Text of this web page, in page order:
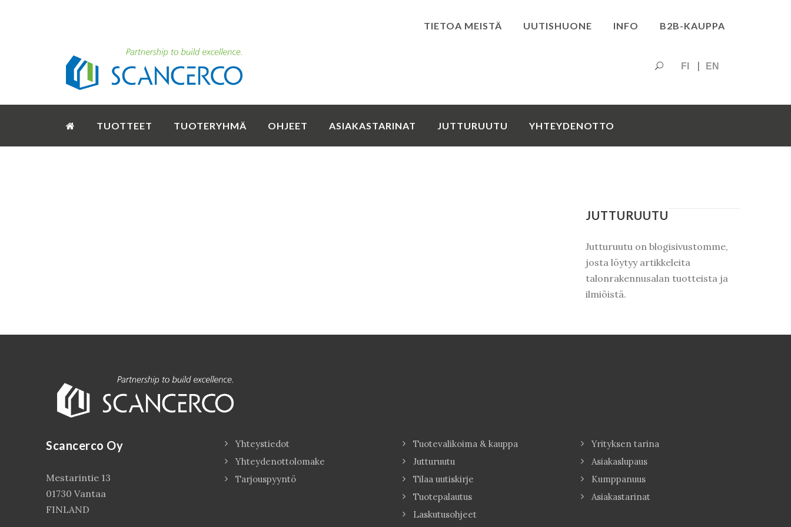
TIETOA MEISTÄ UUTISHUONE INFO B2B-KAUPPA
FI EN
TUOTTEET TUOTERYHMÄ OHJEET ASIAKASTARINAT JUTTURUUTU YHTEYDENOTTO
JUTTURUUTU
Jutturuutu on blogisivustomme,
josta löytyy artikkeleita
talonrakennusalan tuotteista ja
ilmiöistä.
Scancerco Oy
Mestarintie 13
01730 Vantaa
FINLAND
Yhteystiedot
Yhteydenottolomake
Tarjouspyyntö
Tuotevalikoima & kauppa
Jutturuutu
Tilaa uutiskirje
Tuotepalautus
Laskutusohjeet
Yrityksen tarina
Asiakaslupaus
Kumppanuus
Asiakastarinat